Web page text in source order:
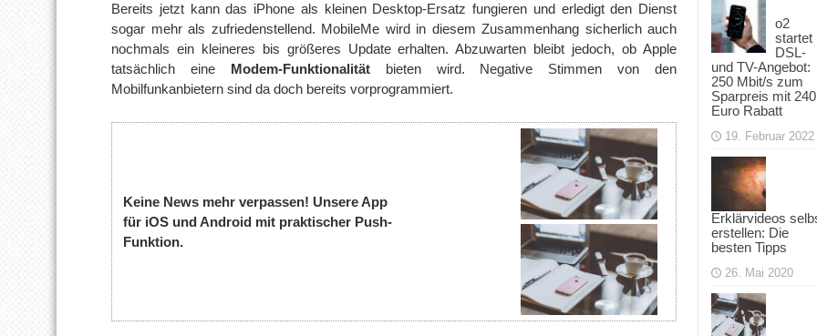
Bereits jetzt kann das iPhone als kleinen Desktop-Ersatz fungieren und erledigt den Dienst
sogar mehr als zufriedenstellend. MobileMe wird in diesem Zusammenhang sicherlich auch
nochmals ein kleineres bis größeres Update erhalten. Abzuwarten bleibt jedoch, ob Apple
tatsächlich eine Modem-Funktionalitätbieten wird. Negative Stimmen von den
Mobilfunkanbietern sind da doch bereits vorprogrammiert.
Keine News mehr verpassen! Unsere App
für iOS und Android mit praktischer Push-
Funktion.
o2
startet
DSL-
und TV-Angebot:
250 Mbit/s zum
Sparpreis mit 240
Euro Rabatt
19. Februar 2022
Erklärvideos
erstellen: Die
besten Tipps
26. Mai 2020